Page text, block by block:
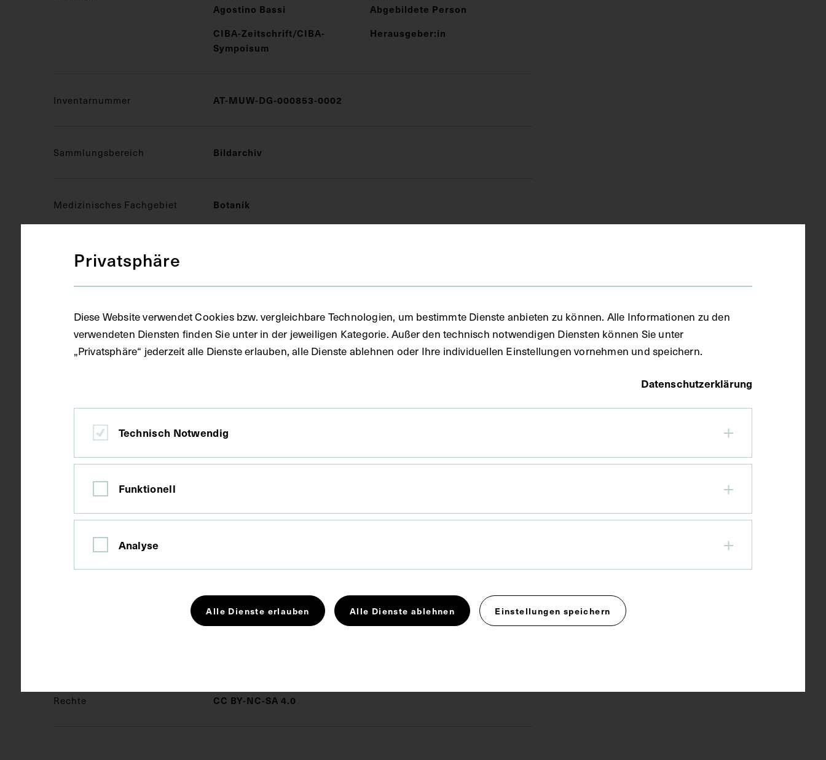
Agostino Bassi
Abgebildete Person
CIBA-Zeitschrift/CIBA-
Sympoisum
Herausgeber:in
Inventarnummer AT-MUW-DG-000853-0002
Sammlungsbereich Bildarchiv
Medizinisches Fachgebiet Botanik
Objektart
Datierung
Papier
Technik Druck
Maße Bildmaß 22,8 x 16,8 cm
Kurzbeschreibung
Bild und Beitrag sind dem Ciba-Symposium, Bd. 4, Heft 1, 1956, S.
Rechte CC BY-NC-SA 4.0
Privatsphäre
Diese Website verwendet Cookies bzw. vergleichbare Technologien, um bestimmte Dienste anbieten zu können. Alle Informationen zu den
verwendeten Diensten finden Sie unter in der jeweiligen Kategorie. Außer den technisch notwendigen Diensten können Sie unter
„Privatsphäre“ jederzeit alle Dienste erlauben, alle Dienste ablehnen oder Ihre individuellen Einstellungen vornehmen und speichern.
Datenschutzerklärung
Technisch Notwendig
Funktionell
Analyse
Alle Dienste erlauben Alle Dienste ablehnen Einstellungen speichern